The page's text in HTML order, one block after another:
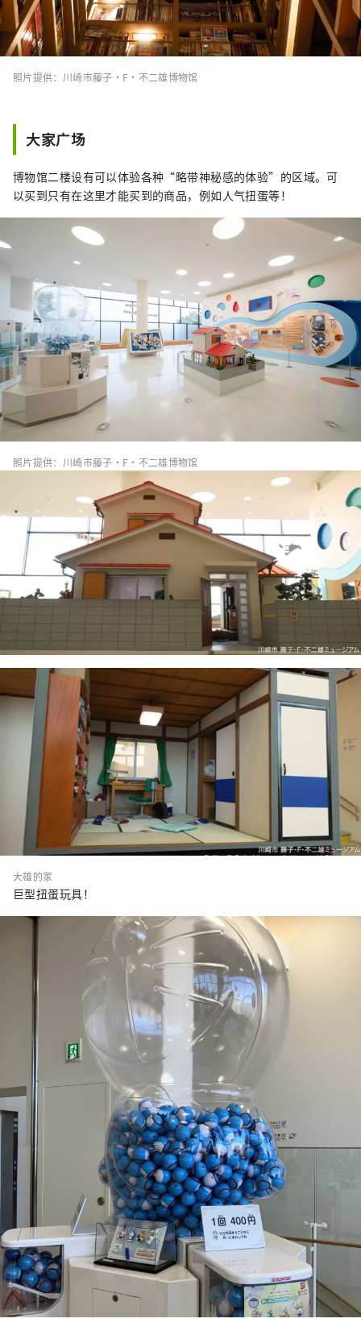
照片提供：川崎市藤子·F·不二雄博物馆
大家广场
博物馆二楼设有可以体验各种“略带神秘感的体验”的区域。可
以买到只有在这里才能买到的商品，例如人气扭蛋等！
照片提供：川崎市藤子·F·不二雄博物馆
大雄的家
巨型扭蛋玩具！